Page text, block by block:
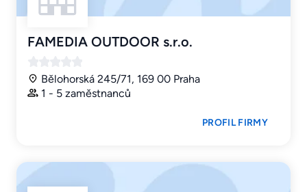
FAMEDIA OUTDOOR s.r.o.
Bělohorská 245/71, 169 00 Praha
1 - 5 zaměstnanců
PROFIL FIRMY